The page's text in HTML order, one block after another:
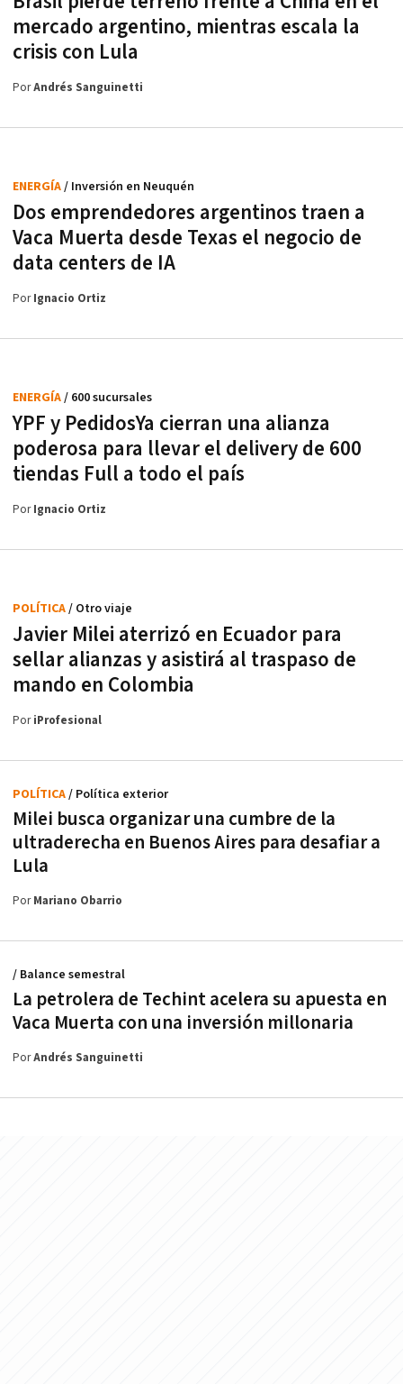
mercado argentino, mientras escala la
crisis con Lula
PorAndrés Sanguinetti
Dos emprendedores argentinos traen a
Vaca Muerta desde Texas el negocio de
data centers de IA
ENERGÍA/ Inversión en Neuquén
PorIgnacio Ortiz
YPF y PedidosYa cierran una alianza
poderosa para llevar el delivery de 600
tiendas Full a todo el país
ENERGÍA/ 600 sucursales
PorIgnacio Ortiz
Javier Milei aterrizó en Ecuador para
sellar alianzas y asistirá al traspaso de
mando en Colombia
POLÍTICA/ Otro viaje
PoriProfesional
Milei busca organizar una cumbre de la
ultraderecha en Buenos Aires para desafiar a
Lula
POLÍTICA/ Política exterior
PorMariano Obarrio
La petrolera de Techint acelera su apuesta en
Vaca Muerta con una inversión millonaria
/ Balance semestral
PorAndrés Sanguinetti